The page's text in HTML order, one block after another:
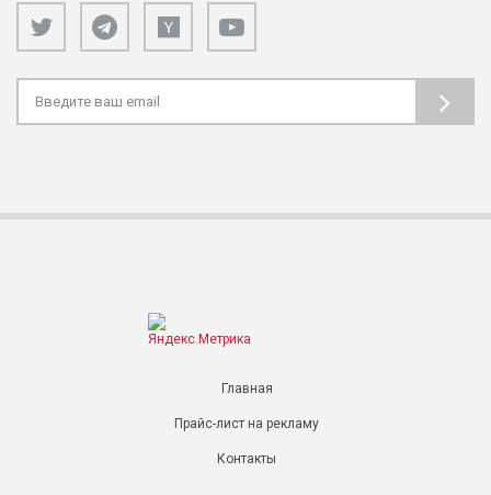
Главная
Прайс-лист на рекламу
Контакты